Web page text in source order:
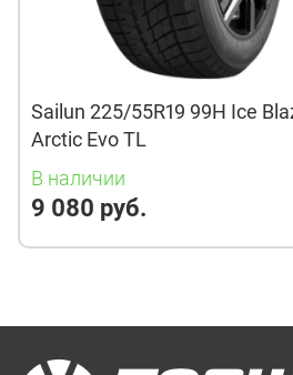
Sailun 225/55R19 99H Ice
Arctic Evo TL
В наличии
9 080 руб.